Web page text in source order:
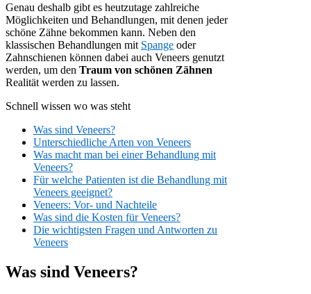
Genau deshalb gibt es heutzutage zahlreiche
Möglichkeiten und Behandlungen, mit denen jeder
schöne Zähne bekommen kann. Neben den
klassischen Behandlungen mit Spange oder
Zahnschienen können dabei auch Veneers genutzt
werden, um den Traum von schönen Zähnen
Realität werden zu lassen.
Schnell wissen wo was steht
Was sind Veneers?
Unterschiedliche Arten von Veneers
Was macht man bei einer Behandlung mit
Veneers?
Für welche Patienten ist die Behandlung mit
Veneers geeignet?
Veneers: Vor- und Nachteile
Was sind die Kosten für Veneers?
Die wichtigsten Fragen und Antworten zu
Veneers
Was sind Veneers?